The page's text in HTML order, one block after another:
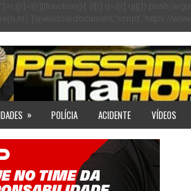
» POLÍCIA ACIDENTE VÍDEOS